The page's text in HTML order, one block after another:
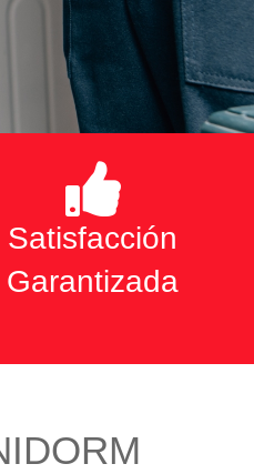
Satisfacción
Garantizada